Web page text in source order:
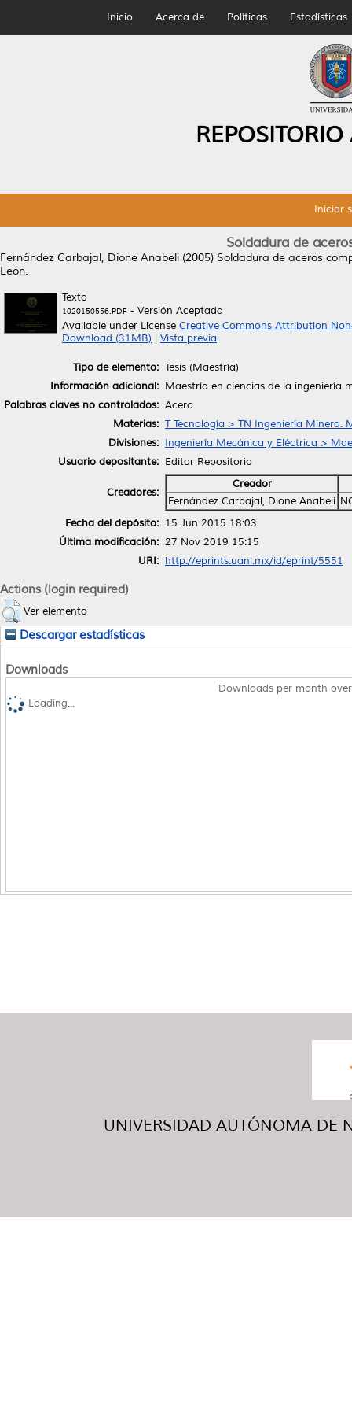
Inicio Acerca de Políticas Estadísticas
Iniciar
Soldadura de
Fernández Carbajal, Dione Anabeli (2005) Soldadura de aceros
León.
Texto
1020150556.PDF - Versión Aceptada
Available under License Creative Commons Attribution
Download (31MB)
Vista previa
Tipo de elemento: Tesis (Maestría)
Información adicional: Maestría en ciencias de la ingeniería
Palabras claves no controlados: Acero
Materias: T Tecnología > TN Ingeniería Minera.
Divisiones: Ingeniería Mecánica y Eléctrica >
Usuario depositante: Editor Repositorio
Creadores:
Creador
Fernández Carbajal, Dione Anabeli
Fecha del depósito: 15 Jun 2015 18:03
Última modificación: 27 Nov 2019 15:15
URI: http://eprints.uanl.mx/id/eprint/5551
Actions (login required)
Ver elemento
Descargar estadísticas
Downloads
Downloads per month
Loading...
UNIVERSIDAD AUTÓNOMA DE